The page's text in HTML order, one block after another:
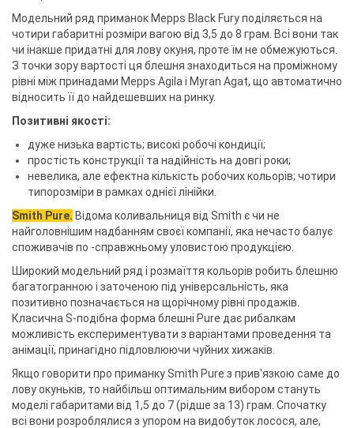
Модельний ряд приманок Mepps Black Fury поділяється на
чотири габаритні розміри вагою від 3,5 до 8 грам. Всі вони так
чи інакше придатні для лову окуня, проте їм не обмежуються.
З точки зору вартості ця блешня знаходиться на проміжному
рівні між принадами Mepps Agila і Myran Agat, що автоматично
відносить її до найдешевших на ринку.
Позитивні якості:
дуже низька вартість; високі робочі кондиції;
простість конструкції та надійність на довгі роки;
невелика, але ефектна кількість робочих кольорів; чотири
типорозміри в рамках однієї лінійки.
Smith Pure. Відома коливальниця від Smith є чи не
найголовнішим надбанням своєї компанії, яка нечасто балує
споживачів по -справжньому уловистою продукцією.
Широкий модельний ряд і розмаїття кольорів робить блешню
багатогранною і заточеною під універсальність, яка
позитивно позначається на щорічному рівні продажів.
Класична S-подібна форма блешні Pure дає рибалкам
можливість експериментувати з варіантами проведення та
анімації, принагідно підловлюючи чуйних хижаків.
Якщо говорити про приманку Smith Pure з прив'язкою саме до
лову окуньків, то найбільш оптимальним вибором стануть
моделі габаритами від 1,5 до 7 (рідше за 13) грам. Спочатку
всі вони розроблялися з упором на видобуток лосося, але,